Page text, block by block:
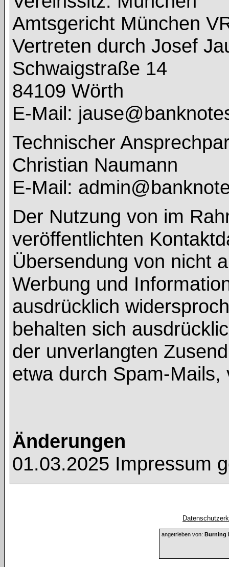
Amtsgericht München
Vertreten durch Josef
Schwaigstraße 14
84109 Wörth
E-Mail:
Technischer
Christian Naumann
E-Mail:
Der Nutzung von im
veröffentlichten
Übersendung von nicht
Werbung und
ausdrücklich
behalten sich
der unverlangten
etwa durch Spam-Mails,
Änderungen
01.03.2025 Impressum
angetrieben von: Burning